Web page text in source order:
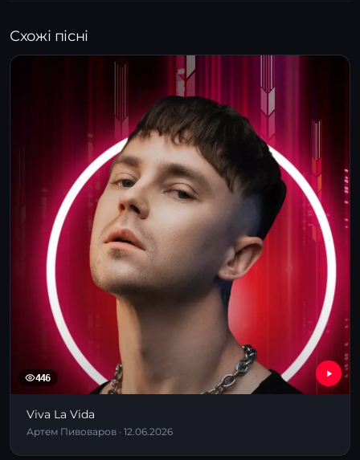
Схожі пісні
446
Viva La Vida
Артем Пивоваров · 12.06.2026